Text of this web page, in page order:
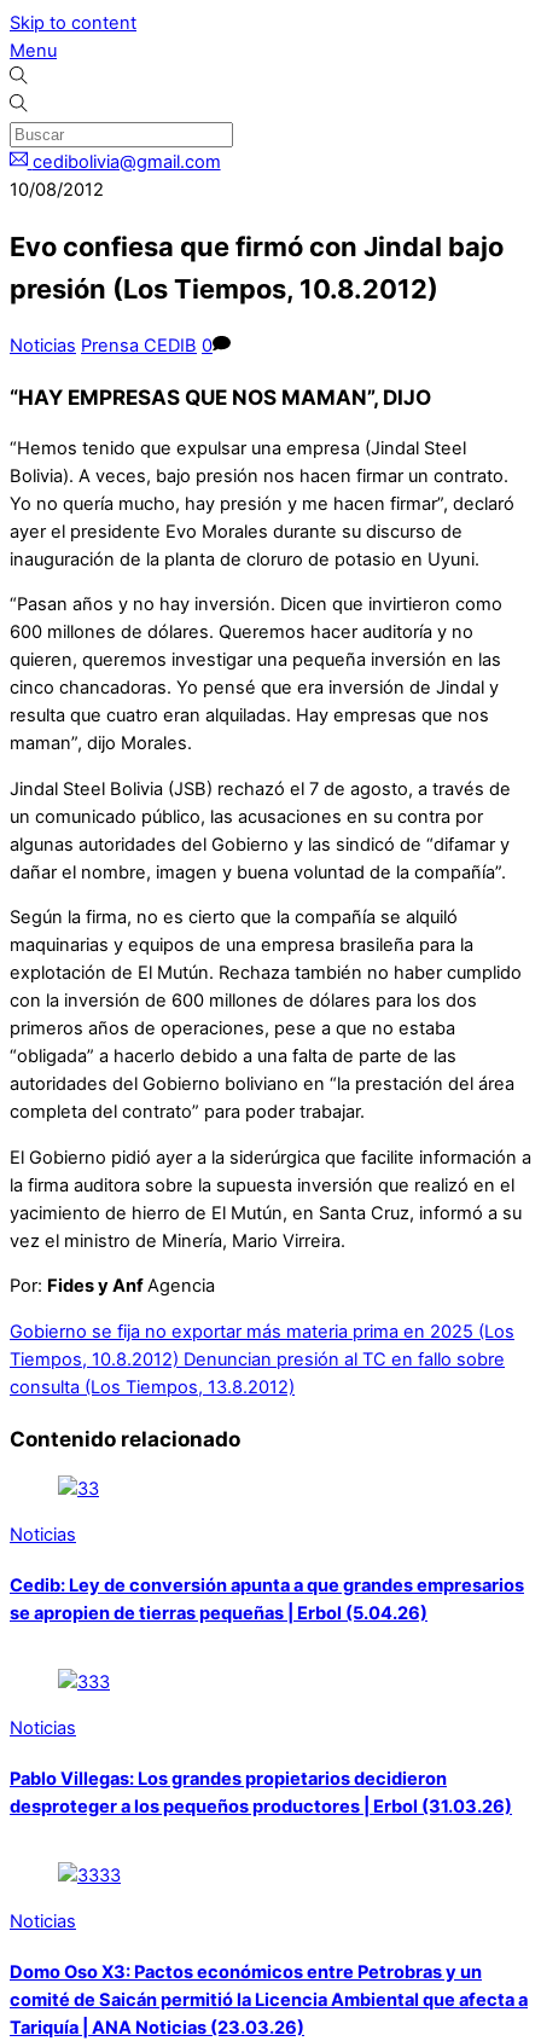
Skip to content
Menu
cedibolivia@gmail.com
10/08/2012
Evo confiesa que firmó con Jindal bajo
presión (Los Tiempos, 10.8.2012)
Noticias Prensa CEDIB 0
“HAY EMPRESAS QUE NOS MAMAN”, DIJO
“Hemos tenido que expulsar una empresa (Jindal Steel
Bolivia). A veces, bajo presión nos hacen firmar un contrato.
Yo no quería mucho, hay presión y me hacen firmar”, declaró
ayer el presidente Evo Morales durante su discurso de
inauguración de la planta de cloruro de potasio en Uyuni.
“Pasan años y no hay inversión. Dicen que invirtieron como
600 millones de dólares. Queremos hacer auditoría y no
quieren, queremos investigar una pequeña inversión en las
cinco chancadoras. Yo pensé que era inversión de Jindal y
resulta que cuatro eran alquiladas. Hay empresas que nos
maman”, dijo Morales.
Jindal Steel Bolivia (JSB) rechazó el 7 de agosto, a través de
un comunicado público, las acusaciones en su contra por
algunas autoridades del Gobierno y las sindicó de “difamar y
dañar el nombre, imagen y buena voluntad de la compañía”.
Según la firma, no es cierto que la compañía se alquiló
maquinarias y equipos de una empresa brasileña para la
explotación de El Mutún. Rechaza también no haber cumplido
con la inversión de 600 millones de dólares para los dos
primeros años de operaciones, pese a que no estaba
“obligada” a hacerlo debido a una falta de parte de las
autoridades del Gobierno boliviano en “la prestación del área
completa del contrato” para poder trabajar.
El Gobierno pidió ayer a la siderúrgica que facilite información a
la firma auditora sobre la supuesta inversión que realizó en el
yacimiento de hierro de El Mutún, en Santa Cruz, informó a su
vez el ministro de Minería, Mario Virreira.
Por: Fides y AnfAgencia
Gobierno se fija no exportar más materia prima en 2025 (Los
Tiempos, 10.8.2012) Denuncian presión al TC en fallo sobre
consulta (Los Tiempos, 13.8.2012)
Contenido relacionado
Noticias
Cedib: Ley de conversión apunta a que grandes empresarios
se apropien de tierras pequeñas | Erbol (5.04.26)
Noticias
Pablo Villegas: Los grandes propietarios decidieron
desproteger a los pequeños productores | Erbol (31.03.26)
Noticias
Domo Oso X3: Pactos económicos entre Petrobras y un
comité de Saicán permitió la Licencia Ambiental que afecta a
Tariquía | ANA Noticias (23.03.26)